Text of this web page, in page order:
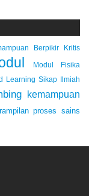
Berpikir Kritis
Modul Fisika
Learning Sikap Ilmiah
kemampuan
proses sains